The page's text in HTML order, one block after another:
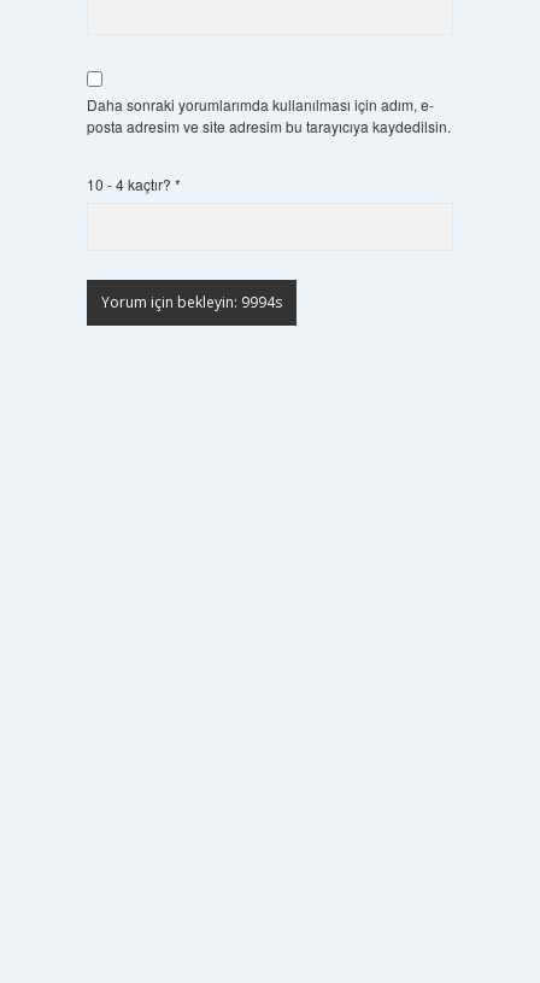
Daha sonraki yorumlarımda kullanılması için adım, e-
posta adresim ve site adresim bu tarayıcıya kaydedilsin.
10 - 4 kaçtır? *